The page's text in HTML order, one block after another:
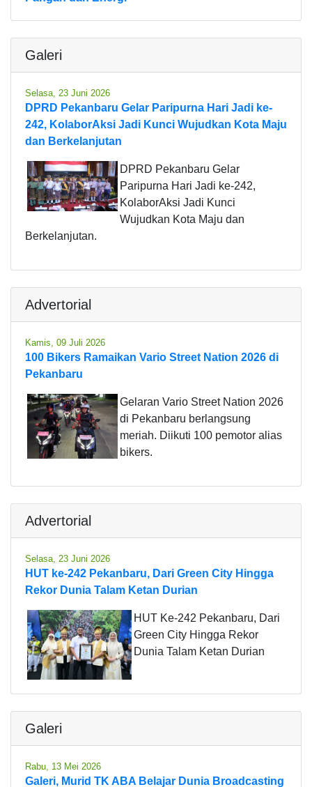
Galeri
Selasa, 23 Juni 2026
DPRD Pekanbaru Gelar Paripurna Hari Jadi ke-
242, KolaborAksi Jadi Kunci Wujudkan Kota Maju
dan Berkelanjutan
DPRD Pekanbaru Gelar
Paripurna Hari Jadi ke-242,
KolaborAksi Jadi Kunci
Wujudkan Kota Maju dan
Berkelanjutan.
Advertorial
Kamis, 09 Juli 2026
100 Bikers Ramaikan Vario Street Nation 2026 di
Pekanbaru
Gelaran Vario Street Nation 2026
di Pekanbaru berlangsung
meriah. Diikuti 100 pemotor alias
bikers.
Advertorial
Selasa, 23 Juni 2026
HUT ke-242 Pekanbaru, Dari Green City Hingga
Rekor Dunia Talam Ketan Durian
HUT Ke-242 Pekanbaru, Dari
Green City Hingga Rekor
Dunia Talam Ketan Durian
Galeri
Rabu, 13 Mei 2026
Galeri, Murid TK ABA Belajar Dunia Broadcasting